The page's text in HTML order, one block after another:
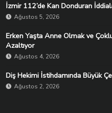
İzmir 112’de Kan Donduran
Ağustos 5, 2026
Erken Yaşta Anne Olmak ve
Azaltıyor
Ağustos 4, 2026
Diş Hekimi İstihdamında Büyük
Ağustos 2, 2026